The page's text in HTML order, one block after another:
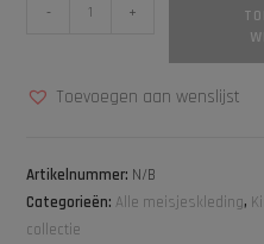
- +
Toevoegen aan wenslijst
Artikelnummer: N/B
Categorieën: Alle meisjeskleding,
collectie